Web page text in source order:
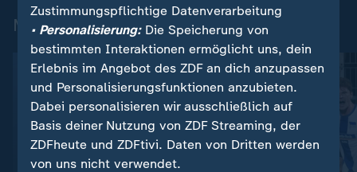
Mehr News aus dem Sport
Zustimmungspflichtige Datenverarbeitung
• Personalisierung:Die Speicherung von
bestimmten Interaktionen ermöglicht uns, dein
Erlebnis im Angebot des ZDF an dich anzupassen
und Personalisierungsfunktionen anzubieten.
Dabei personalisieren wir ausschließlich auf
Basis deiner Nutzung von ZDF Streaming, der
ZDFheute und ZDFtivi. Daten von Dritten werden
von uns nicht verwendet.